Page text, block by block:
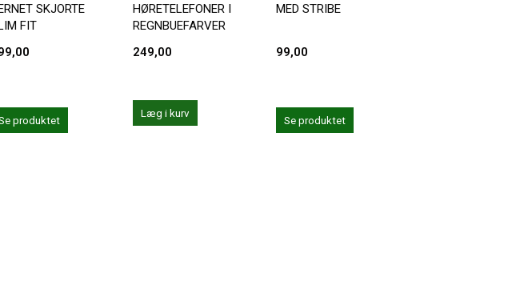
SKJORTE
FIT
produktet
HØRETELEFONER I
REGNBUEFARVER
249,00
Læg i kurv
MED STRIBE
99,00
Se produktet